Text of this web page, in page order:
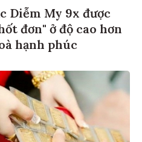
Diễm My 9x được
đơn" ở độ cao hơn
hạnh phúc